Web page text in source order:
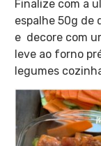
Finalize com a
espalhe 50g de
e decore com
leve ao forno
legumes